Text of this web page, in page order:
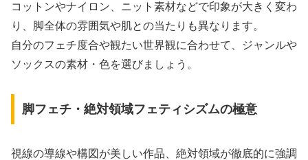
コットンやナイロン、ニット素材などで印象が大きく変わ
り、脚全体の雰囲気や肌との当たりも異なります。
自分のフェチ度合や観たい世界観に合わせて、ジャンルや
ソックスの素材・色を選びましょう。
脚フェチ・絶対領域フェティシズムの極意
視線の導線や構図が美しい作品、絶対領域が徹底的に強調